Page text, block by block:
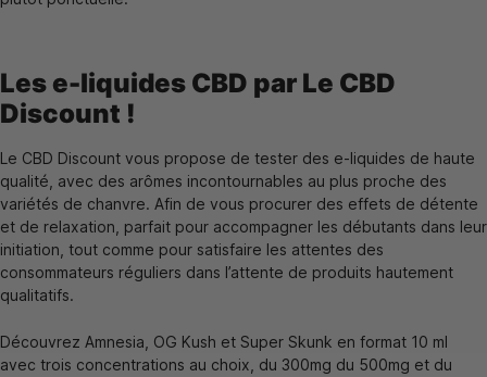
Les e-liquides CBD par Le CBD
Discount !
Le CBD Discount vous propose de tester des e-liquides de haute
qualité, avec des arômes incontournables au plus proche des
variétés de chanvre. Afin de vous procurer des effets de détente
et de relaxation, parfait pour accompagner les débutants dans leur
initiation, tout comme pour satisfaire les attentes des
consommateurs réguliers dans l’attente de produits hautement
qualitatifs.
Découvrez Amnesia OG Kush et Super Skunk en format 10 ml
avec trois concentrations au choix, du 300mg du 500mg et du